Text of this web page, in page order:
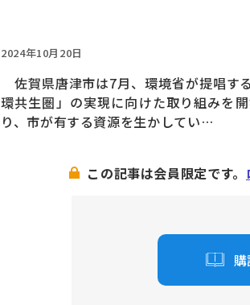
2024年10月20日
佐賀県唐津市は7月、環境省が提唱す
環共生圏」の実現に向けた取り組みを
り、市が有する資源を生かしてい…
この記事は会員限定です。